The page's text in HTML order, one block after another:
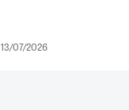
13/07/2026